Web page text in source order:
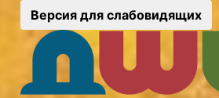
Версия для слабовидящих